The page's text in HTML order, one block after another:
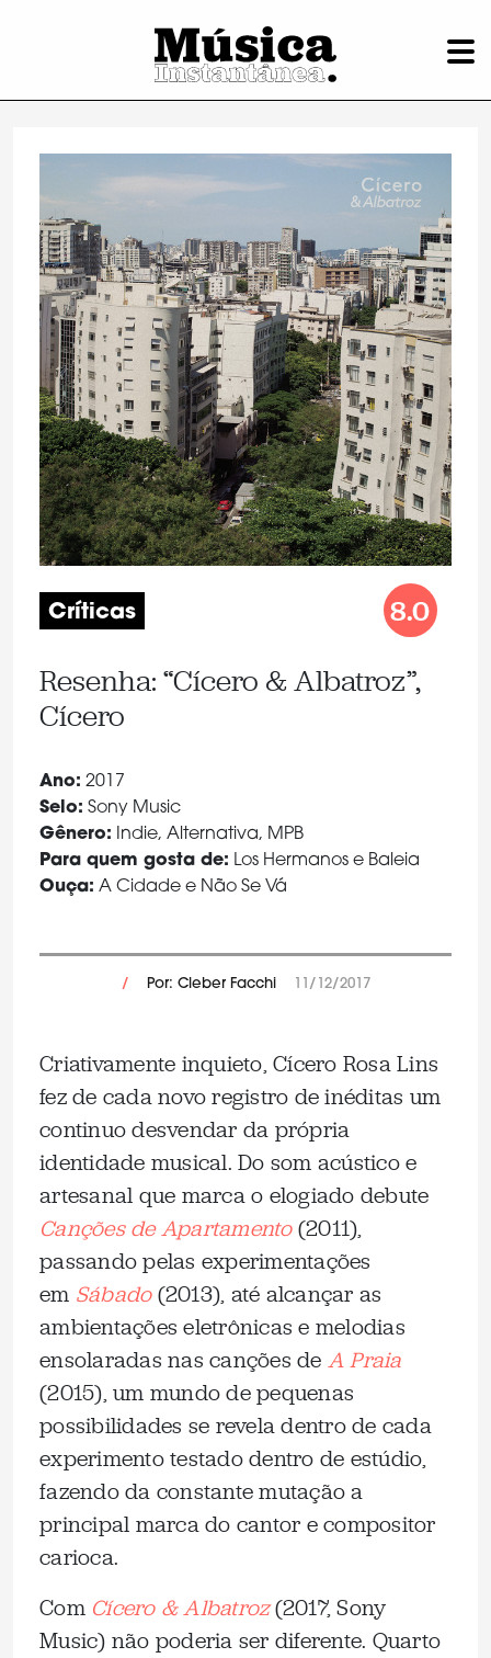
Críticas 8.0
Resenha: “Cícero & Albatroz”,
Cícero
Ano: 2017
Selo: Sony Music
Gênero: Indie, Alternativa, MPB
Para quem gosta de: Los Hermanos e Baleia
Ouça: A Cidade e Não Se Vá
/ Por: Cleber Facchi 11/12/2017
Criativamente inquieto, Cícero Rosa Lins
fez de cada novo registro de inéditas um
continuo desvendar da própria
identidade musical. Do som acústico e
artesanal que marca o elogiado debute
Canções de Apartamento(2011),
passando pelas experimentações
em Sábado(2013), até alcançar as
ambientações eletrônicas e melodias
ensolaradas nas canções de A Praia
(2015), um mundo de pequenas
possibilidades se revela dentro de cada
experimento testado dentro de estúdio,
fazendo da constante mutação a
principal marca do cantor e compositor
carioca.
Com Cícero & Albatroz(2017, Sony
Music) não poderia ser diferente. Quarto